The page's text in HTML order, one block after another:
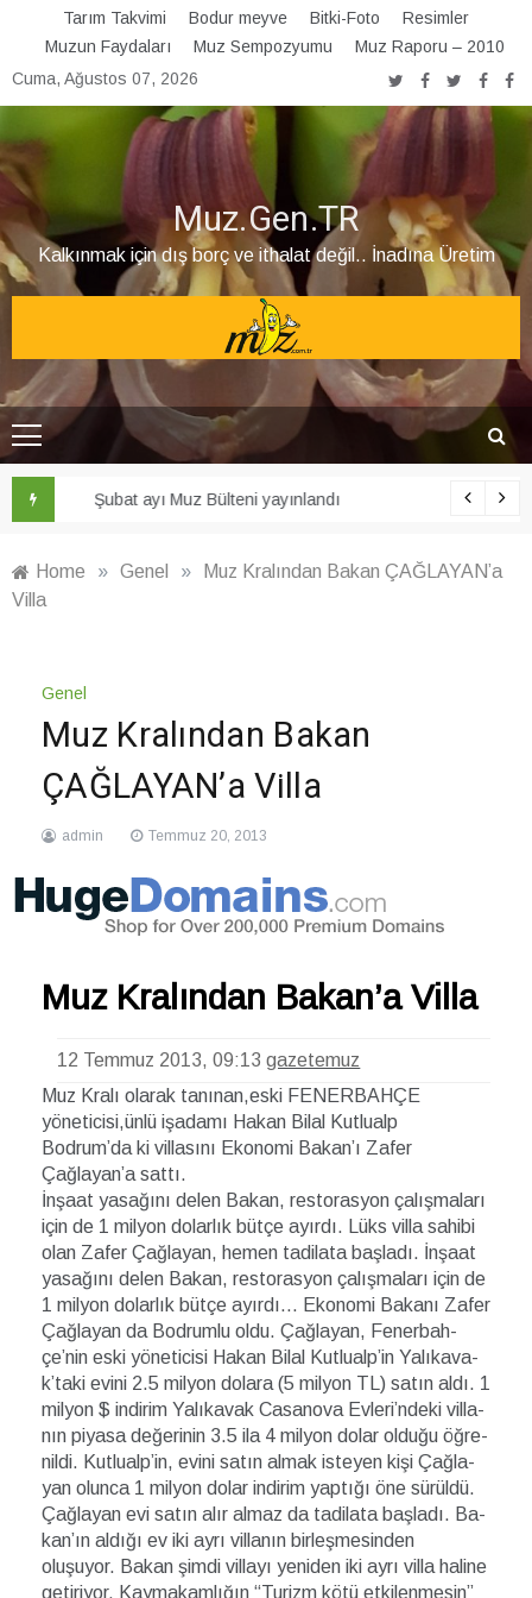
content
Tarım Takvimi Bodur meyve Bitki-Foto
Resimler
Muzun Faydaları
Muz Sempozyumu
Muz Raporu – 2010
Cuma, Ağustos 07, 2026
Muz.Gen.TR
Kalkınmak için dış borç ve ithalat değil.. İnadına Üretim
Şubat ayı Muz Bülteni yayınlandı
Home » Genel »
Muz Kralından Bakan ÇAĞLAYAN’a
Villa
Genel
Muz Kralından Bakan
ÇAĞLAYAN’a Villa
admin Temmuz 20, 2013
Muz Kralından Bakan’a Villa
12 Temmuz 2013, 09:13gazetemuz
Muz Kralı olarak tanınan,eski FENERBAHÇE
yöneticisi,ünlü işadamı Hakan Bilal Kutlualp
Bodrum’da ki villasını Ekonomi Bakan’ı Zafer
Çağlayan’a sattı.
İnşaat yasağını delen Bakan, restorasyon çalışmaları
için de 1 milyon dolarlık bütçe ayırdı. Lüks villa sahibi
olan Zafer Çağlayan, hemen tadilata başladı. İnşaat
yasağını delen Bakan, restorasyon çalışmaları için de
1 milyon dolarlık bütçe ayırdı… Eko­no­mi Ba­ka­nı Za­fer
Çağ­la­yan da Bod­ru­mlu ol­du. Çağ­la­yan, Fe­ner­bah­
çe­’nin es­ki yö­ne­ti­ci­si Ha­kan Bi­lal Kut­lu­al­p’­in Ya­lı­ka­va­
k’­ta­ki evi­ni 2.5 mil­yon do­la­ra (5 mil­yon TL) sa­tın al­dı. 1
milyon $ indirim Ya­lı­ka­vak Ca­sa­no­va Ev­le­ri­’n­deki vil­la­
nın pi­ya­sa de­ğe­ri­nin 3.5 ila 4 mil­yon do­lar ol­du­ğu öğ­re­
nil­di. Kut­lu­al­p’­in, evi­ni sa­tın al­mak is­te­yen kişi Çağ­la­
yan olun­ca 1 mil­yon do­lar in­di­rim yap­tı­ğı öne sü­rül­dü.
Çağ­la­yan evi sa­tın alır al­maz da ta­di­la­ta baş­la­dı. Ba­
ka­n’­ın aldığı ev iki ayrı villanın birleşmesinden
oluşuyor. Bakan şimdi villayı yeniden iki ayrı villa haline
getiriyor. Kay­ma­kam­lı­ğı­n “Tu­rizm kö­tü et­ki­len­me­si­n”